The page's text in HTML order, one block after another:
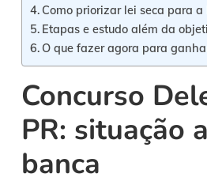
Como priorizar lei seca para a
Etapas e estudo além da
O que fazer agora para
Concurso
PR: situação
banca